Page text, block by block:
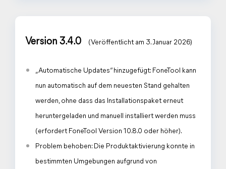
Version 3.4.0 (Veröffentlicht am 3. Januar 2026)
„Automatische Updates“ hinzugefügt: FoneTool kann
nun automatisch auf dem neuesten Stand gehalten
werden, ohne dass das Installationspaket erneut
heruntergeladen und manuell installiert werden muss
(erfordert FoneTool Version 10.8.0 oder höher).
Problem behoben: Die Produktaktivierung konnte in
bestimmten Umgebungen aufgrund von